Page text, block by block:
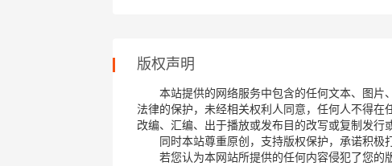
版权声明
本站提供的网络服务中包含的任何文本、图片
法律的保护，未经相关权利人同意，任何人不得在
改编、汇编、出于播放或发布目的改写或复制发行
同时本站尊重原创，支持版权保护，承诺积极
若您认为本网站所提供的任何内容侵犯了您的